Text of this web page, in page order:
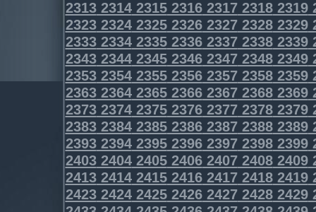
2313231423152316231723182319
2323232423252326232723282329
2333233423352336233723382339
2343234423452346234723482349
2353235423552356235723582359
2363236423652366236723682369
2373237423752376237723782379
2383238423852386238723882389
2393239423952396239723982399
2403240424052406240724082409
2413241424152416241724182419
2423242424252426242724282429